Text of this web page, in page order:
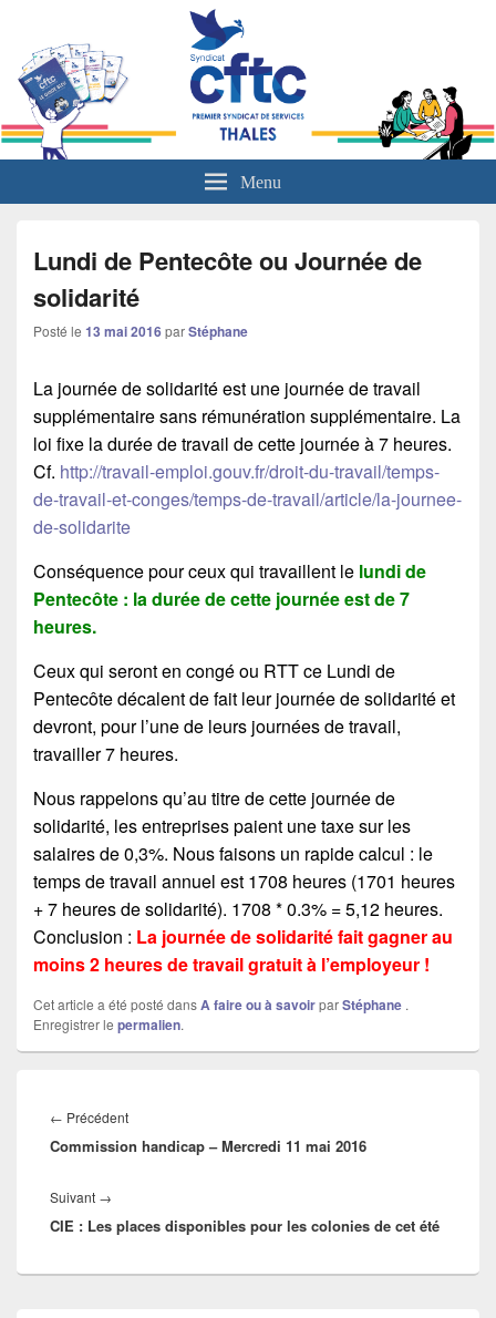
L'actualité sociale du groupe Thales
Menu
Lundi de Pentecôte ou Journée de
solidarité
Posté le 13 mai 2016parStéphane
La journée de solidarité est une journée de travail
supplémentaire sans rémunération supplémentaire. La
loi fixe la durée de travail de cette journée à 7 heures.
Cf. http://travail-emploi.gouv.fr/droit-du-travail/temps-
de-travail-et-conges/temps-de-travail/article/la-journee-
de-solidarite
Conséquence pour ceux qui travaillent le lundi de
Pentecôte : la durée de cette journée est de 7
heures.
Ceux qui seront en congé ou RTT ce Lundi de
Pentecôte décalent de fait leur journée de solidarité et
devront, pour l’une de leurs journées de travail,
travailler 7 heures.
Nous rappelons qu’au titre de cette journée de
solidarité, les entreprises paient une taxe sur les
salaires de 0,3%. Nous faisons un rapide calcul : le
temps de travail annuel est 1708 heures (1701 heures
+ 7 heures de solidarité). 1708 * 0.3% = 5,12 heures.
Conclusion : La journée de solidarité fait gagner au
moins 2 heures de travail gratuit à l’employeur !
Cet article a été posté dansA faire ou à savoirparStéphane .
Enregistrer le permalien.
de
l’article
← Précédent
précédent :
Commission handicap – Mercredi 11 mai 2016
Suivant →
suivant :
CIE : Les places disponibles pour les colonies de cet été